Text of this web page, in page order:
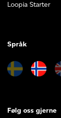
Loopia Starter
Språk
Følg oss gjerne